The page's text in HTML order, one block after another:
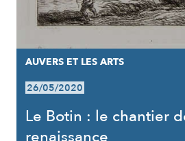
AUVERS ET LES ARTS
26/05/2020
Le Botin : le chantier
renaissance